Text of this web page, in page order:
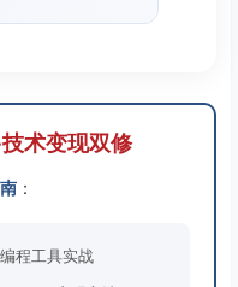
术变现双修
：
程工具实战